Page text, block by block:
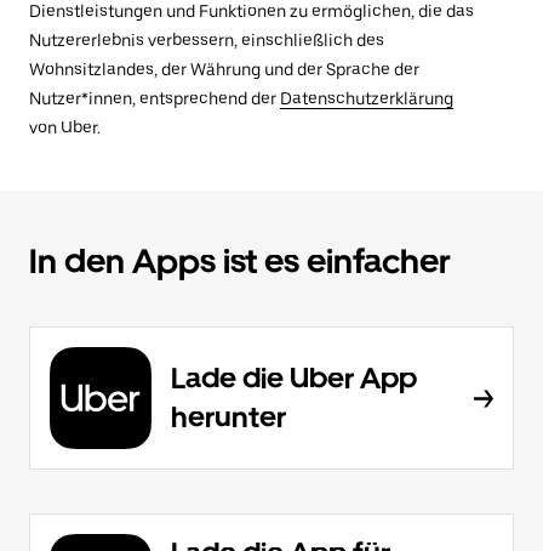
Dienstleistungen und Funktionen zu ermöglichen, die das
Nutzererlebnis verbessern, einschließlich des
Wohnsitzlandes, der Währung und der Sprache der
Nutzer*innen, entsprechend der Datenschutzerklärung
von Uber.
In den Apps ist es einfacher
Lade die Uber App
herunter